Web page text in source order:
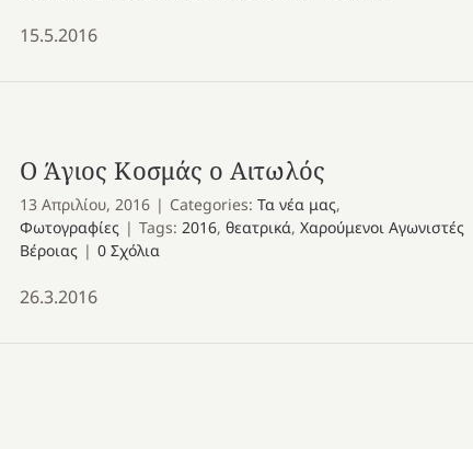
15.5.2016
Ο Άγιος Κοσμάς ο Αιτωλός
13 Απριλίου, 2016 | Categories: Τα νέα μας,
Φωτογραφίες | Tags: 2016, θεατρικά, Χαρούμενοι Αγωνιστές
Βέροιας | 0 Σχόλια
26.3.2016